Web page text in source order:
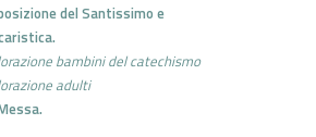
del Santissimo e
bambini del catechismo
adulti